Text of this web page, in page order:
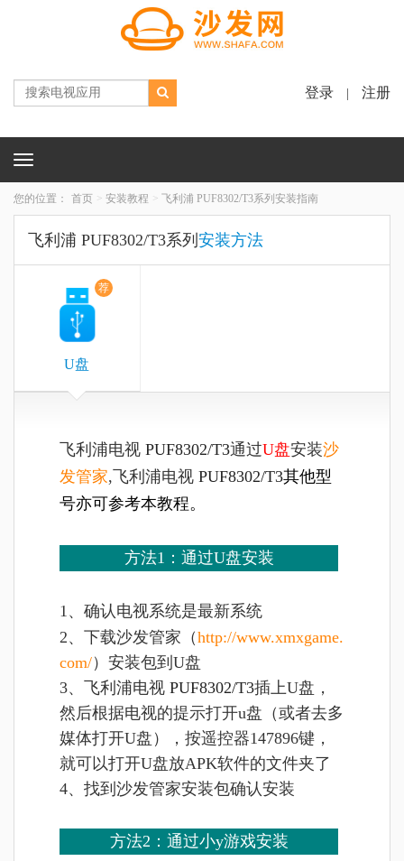
登录 注册
Toggle
您的位置： 首页 安装教程 飞利浦 PUF8302/T3系列安装指南
飞利浦 PUF8302/T3系列 安装方法
荐
U盘
飞利浦电视 PUF8302/T3通过U盘安装沙
发管家,飞利浦电视 PUF8302/T3其他型
号亦可参考本教程。
方法1：通过U盘安装
1、确认电视系统是最新系统
2、下载沙发管家（http://www.xmxgame.
com/）安装包到U盘
3、 飞利浦电视 PUF8302/T3插上U盘，
然后根据电视的提示打开u盘（或者去多
媒体打开U盘），按遥控器147896键，
就可以打开U盘放APK软件的文件夹了
4、找到沙发管家安装包确认安装
方法2： 通过小y游戏安装